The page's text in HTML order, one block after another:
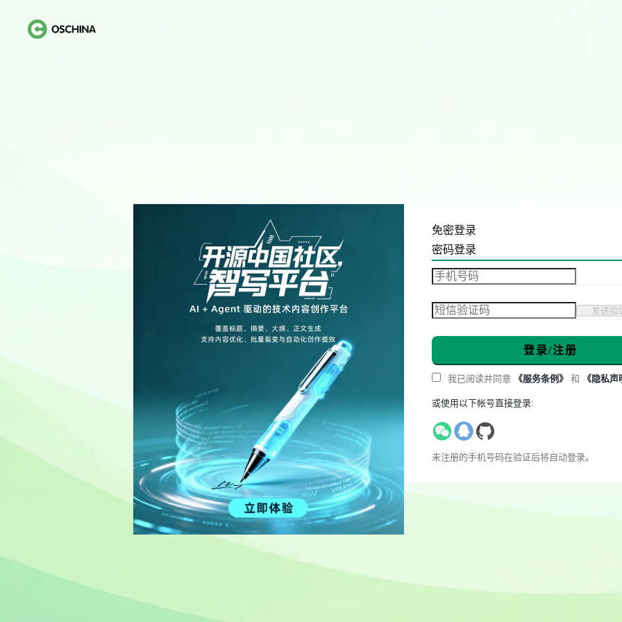
免密登录
密码登录
发送验
登录/注册
我已阅读并同意 《服务条例》 和 《隐私声
或使用以下帐号直接登录:
未注册的手机号码在验证后将自动登录。